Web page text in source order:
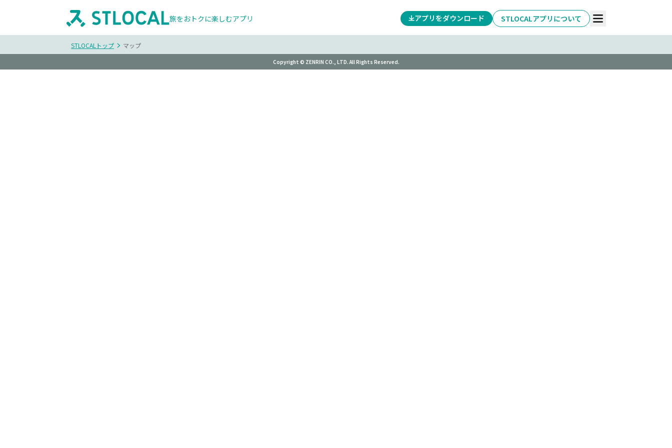
旅をおトクに楽しむアプリ アプリをダウンロード STLOCALアプリについて
STLOCALトップ マップ
Copyright © ZENRIN CO., LTD. All Rights Reserved.